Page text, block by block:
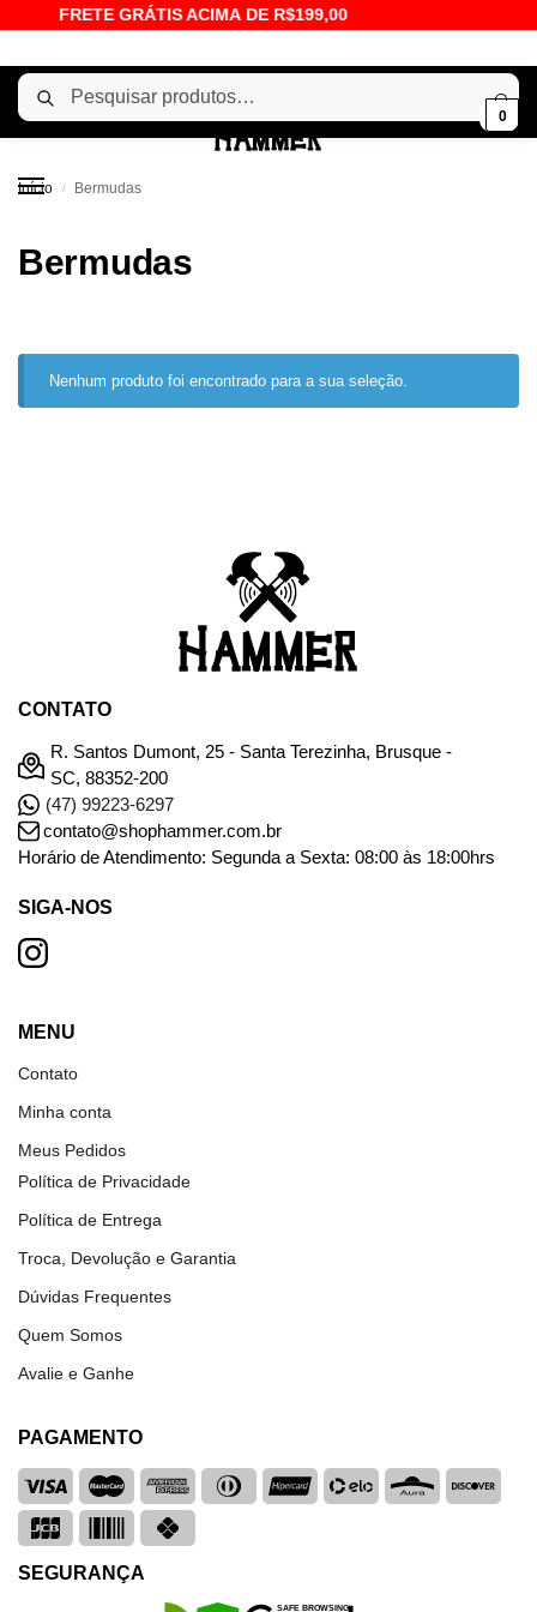
FRETE GRÁTIS ACIMA DE R$199,00
0
Início / Bermudas
Bermudas
Nenhum produto foi encontrado para a sua seleção.
CONTATO
R. Santos Dumont, 25 - Santa Terezinha, Brusque -
SC, 88352-200
(47) 99223-6297
contato@shophammer.com.br
Horário de Atendimento: Segunda a Sexta: 08:00 às 18:00hrs
SIGA-NOS
MENU
Contato
Minha conta
Meus Pedidos
Política de Privacidade
Política de Entrega
Troca, Devolução e Garantia
Dúvidas Frequentes
Quem Somos
Avalie e Ganhe
PAGAMENTO
SEGURANÇA
SAFE BROWSING